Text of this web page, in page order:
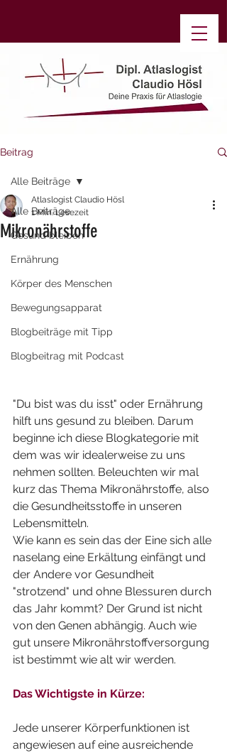
Beitrag
Alle Beiträge
Gesund bleiben
Ernährung
Körper des Menschen
Bewegungsapparat
Blogbeiträge mit Tipp
Blogbeitrag mit Podcast
Alle Beiträge
Mikronährstoffe
Atlaslogist Claudio Hösl
1 Min. Lesezeit
"Du bist was du isst" oder Ernährung
hilft uns gesund zu bleiben. Darum
beginne ich diese Blogkategorie mit
dem was wir idealerweise zu uns
nehmen sollten. Beleuchten wir mal
kurz das Thema Mikronährstoffe, also
die Gesundheitsstoffe in unseren
Lebensmitteln.
Wie kann es sein das der Eine sich alle
naselang eine Erkältung einfängt und
der Andere vor Gesundheit
"strotzend" und ohne Blessuren durch
das Jahr kommt? Der Grund ist nicht
von den Genen abhängig. Auch wie
gut unsere Mikronährstoffversorgung
ist bestimmt wie alt wir werden.
Das Wichtigste in Kürze:
Jede unserer Körperfunktionen ist
angewiesen auf eine ausreichende